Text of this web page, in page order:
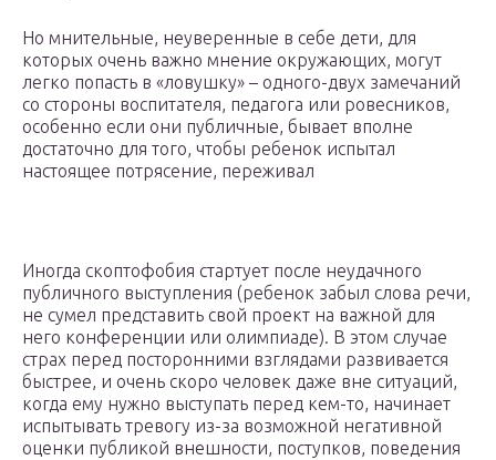
Но мнительные, неуверенные в себе дети, для
которых очень важно мнение окружающих, могут
легко попасть в «ловушку» – одного-двух замечаний
со стороны воспитателя, педагога или ровесников,
особенно если они публичные, бывает вполне
достаточно для того, чтобы ребенок испытал
настоящее потрясение, переживал
Иногда скоптофобия стартует после неудачного
публичного выступления (ребенок забыл слова речи,
не сумел представить свой проект на важной для
него конференции или олимпиаде). В этом случае
страх перед посторонними взглядами развивается
быстрее, и очень скоро человек даже вне ситуаций,
когда ему нужно выступать перед кем-то, начинает
испытывать тревогу из-за возможной негативной
оценки публикой внешности, поступков, поведения